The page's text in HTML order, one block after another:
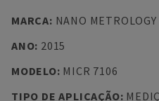
MARCA: NANO METROLOGY
ANO: 2015
MODELO: MICR 7106
TIPO DE APLICAÇÃO: